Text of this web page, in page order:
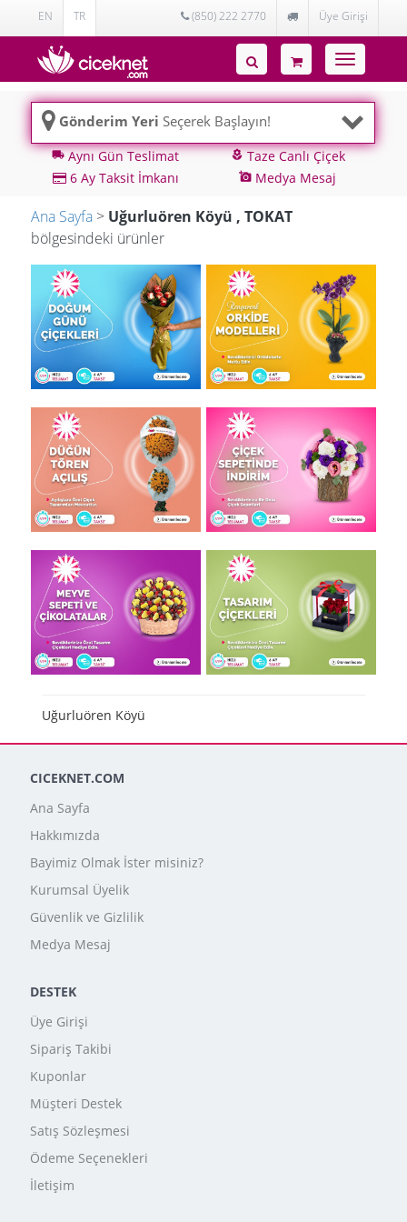
EN TR (850) 222 2770 Üye Girişi
Toggle
navigation
Gönderim Yeri Seçerek Başlayın!
local_shippingAynı Gün Teslimat local_floristTaze Canlı Çiçek
6 Ay Taksit İmkanı
add_a_photo Medya Mesaj
Ana Sayfa > Uğurluören Köyü , TOKAT
bölgesindeki ürünler
Uğurluören Köyü
CICEKNET.COM
Ana Sayfa
Hakkımızda
Bayimiz Olmak İster misiniz?
Kurumsal Üyelik
Güvenlik ve Gizlilik
Medya Mesaj
DESTEK
Üye Girişi
Sipariş Takibi
Kuponlar
Müşteri Destek
Satış Sözleşmesi
Ödeme Seçenekleri
İletişim